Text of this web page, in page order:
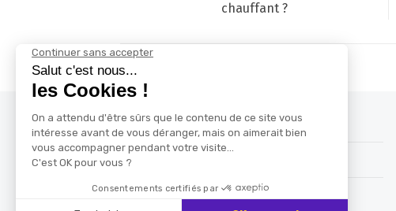
chauffant ?
Mentions Légales
Contactez-nous !
Plan du site